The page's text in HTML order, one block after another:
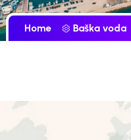
Home Baška voda